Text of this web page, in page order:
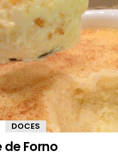
DOCES
de Forno